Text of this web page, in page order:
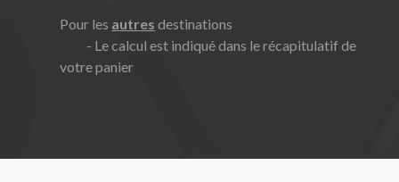
Pour les autres destinations
- Le calcul est indiqué dans le récapitulatif de
votre panier